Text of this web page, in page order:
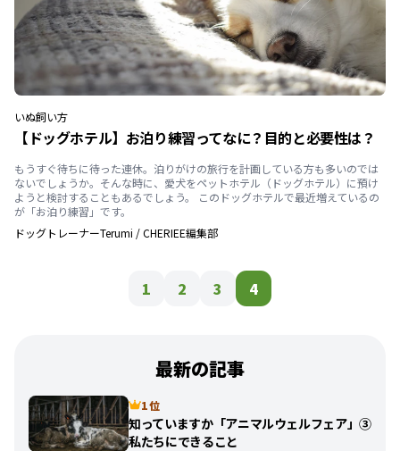
いぬ飼い方
【ドッグホテル】お泊り練習ってなに？目的と必要性は？
もうすぐ待ちに待った連休。泊りがけの旅行を計画している方も多いのでは
ないでしょうか。そんな時に、愛犬をペットホテル（ドッグホテル）に預け
ようと検討することもあるでしょう。 このドッグホテルで最近増えているの
が「お泊り練習」です。
ドッグトレーナーTerumi /CHERIEE編集部
1 2 3 4
最新の記事
1 位
知っていますか「アニマルウェルフェア」③
私たちにできること